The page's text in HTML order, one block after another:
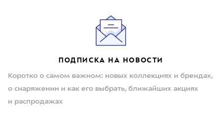
ПОДПИСКА НА НОВОСТИ
Коротко о самом важном: новых коллекциях и брендах,
о снаряжении и как его выбрать, ближайших акциях
и распродажах